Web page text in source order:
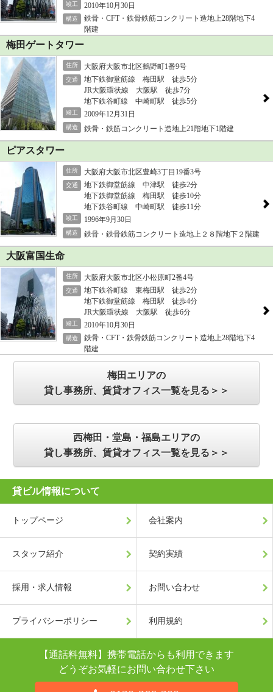
竣工 2010年10月30日
構造
鉄骨・CFT・鉄骨鉄筋コンクリート造地上28階地下4
階建
梅田ゲートタワー
住所 大阪府大阪市北区鶴野町1番9号
交通
地下鉄御堂筋線 梅田駅 徒歩5分
JR大阪環状線 大阪駅 徒歩7分
地下鉄谷町線 中崎町駅 徒歩5分
竣工 2009年12月31日
構造 鉄骨・鉄筋コンクリート造地上21階地下1階建
ピアスタワー
住所 大阪府大阪市北区豊崎3丁目19番3号
交通
地下鉄御堂筋線 中津駅 徒歩2分
地下鉄御堂筋線 梅田駅 徒歩10分
地下鉄谷町線 中崎町駅 徒歩11分
竣工 1996年9月30日
構造 鉄骨・鉄骨鉄筋コンクリート造地上２８階地下２階建
大阪富国生命
住所 大阪府大阪市北区小松原町2番4号
交通
地下鉄谷町線 東梅田駅 徒歩2分
地下鉄御堂筋線 梅田駅 徒歩4分
JR大阪環状線 大阪駅 徒歩6分
竣工 2010年10月30日
構造
鉄骨・CFT・鉄骨鉄筋コンクリート造地上28階地下4
階建
梅田エリアの
貸し事務所、賃貸オフィス一覧を見る＞＞
西梅田・堂島・福島エリアの
貸し事務所、賃貸オフィス一覧を見る＞＞
貸ビル情報について
トップページ 会社案内
スタッフ紹介 契約実績
採用・求人情報 お問い合わせ
プライバシーポリシー 利用規約
【通話料無料】携帯電話からも利用できます
どうぞお気軽にお問い合わせ下さい